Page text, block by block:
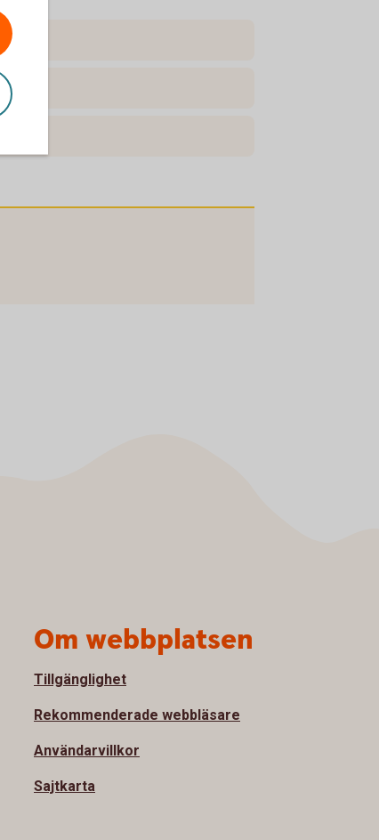
Om webbplatsen
Tillgänglighet
Rekommenderade webbläsare
Användarvillkor
Sajtkarta